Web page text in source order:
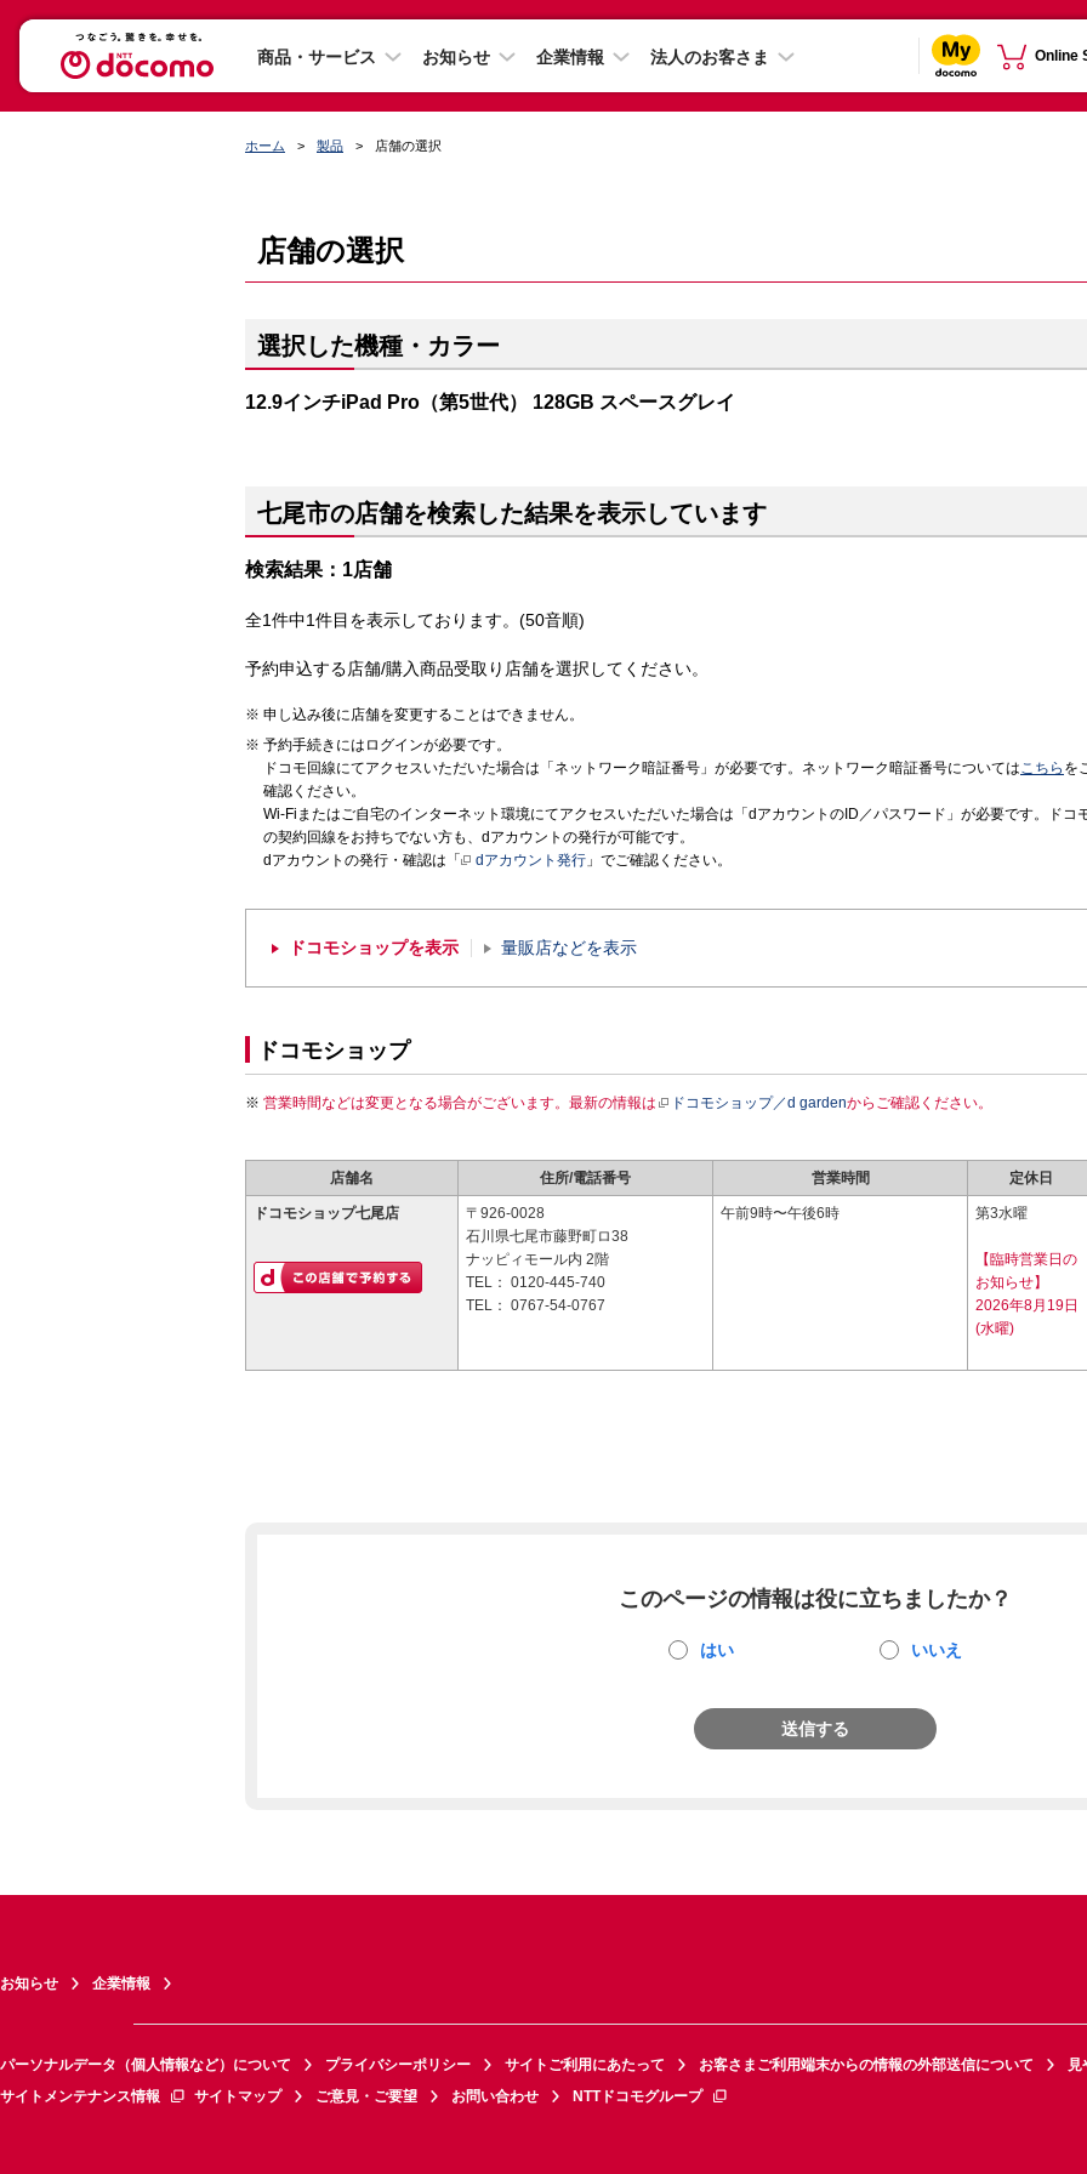
商品・サービス お知らせ 企業情報 法人のお客さま Online
ホーム 製品 店舗の選択
店舗の選択
選択した機種・カラー
12.9インチiPad Pro（第5世代） 128GB スペースグレイ
七尾市の店舗を検索した結果を表示しています
検索結果：1店舗
全1件中1件目を表示しております。(50音順)
予約申込する店舗/購入商品受取り店舗を選択してください。
申し込み後に店舗を変更することはできません。
予約手続きにはログインが必要です。
ドコモ回線にてアクセスいただいた場合は「ネットワーク暗証番号」が必要です。ネットワーク暗証番号についてはこちら を
確認ください。
Wi-Fiまたはご自宅のインターネット環境にてアクセスいただいた場合は「dアカウントのID／パスワード」が必要です。ドコ
の契約回線をお持ちでない方も、dアカウントの発行が可能です。
dアカウントの発行・確認は「
dアカウント発行 」でご確認ください。
ドコモショップを表示 量販店などを表示
ドコモショップ
営業時間などは変更となる場合がございます。最新の情報は ドコモショップ／d gardenからご確認ください。
店舗名 住所/電話番号 営業時間 定休日
ドコモショップ七尾店
〒926-0028
石川県七尾市藤野町ロ38
ナッピィモール内 2階
TEL： 0120-445-740
TEL： 0767-54-0767
午前9時〜午後6時 第3水曜
【臨時営業日の
お知らせ】
2026年8月19日
(水曜)
このページの情報は役に立ちましたか？
はい いいえ
送信する
お知らせ 企業情報
パーソナルデータ（個人情報など）について プライバシーポリシー サイトご利用にあたって お客さまご利用端末からの情報の外部送信について
見
サイトメンテナンス情報
サイトマップ ご意見・ご要望 お問い合わせ NTTドコモグループ